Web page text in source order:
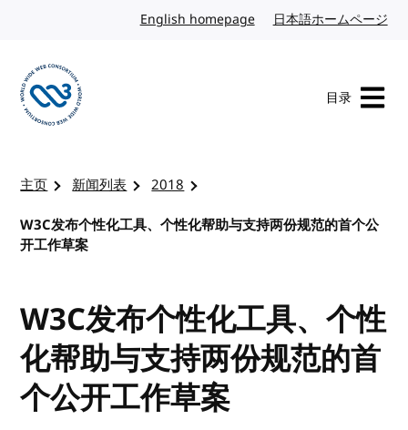
English homepage英文日本語ホームページ
目录
主页 新闻列表
2018
W3C发布个性化工具、个性化帮助与支持两份规范的首个公
开工作草案
W3C发布个性化工具、个性
化帮助与支持两份规范的首
个公开工作草案